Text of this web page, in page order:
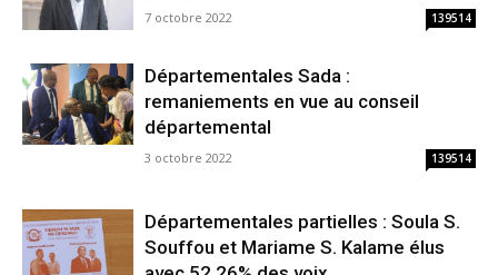
7 octobre 2022 139514
Départementales Sada :
remaniements en vue au conseil
départemental
3 octobre 2022 139514
Départementales partielles : Soula S.
Souffou et Mariame S. Kalame élus